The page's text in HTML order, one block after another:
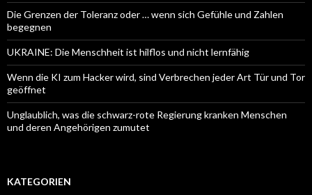
Die Grenzen der Toleranz oder … wenn sich Gefühle und Zahlen
begegnen
UKRAINE: Die Menschheit ist hilflos und nicht lernfähig
Wenn die KI zum Hacker wird, sind Verbrechen jeder Art Tür und Tor
geöffnet
Unglaublich, was die schwarz-rote Regierung kranken Menschen
und deren Angehörigen zumutet
KATEGORIEN